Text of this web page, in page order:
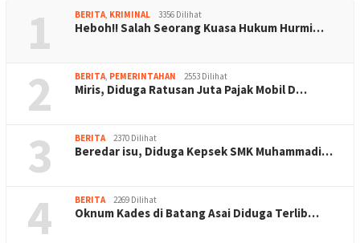
1 BERITA, KRIMINAL 3356 Dilihat
Heboh!! Salah Seorang Kuasa Hukum Hurmi…
2 BERITA, PEMERINTAHAN 2553 Dilihat
Miris, Diduga Ratusan Juta Pajak Mobil D…
3 BERITA 2370 Dilihat
Beredar isu, Diduga Kepsek SMK Muhammadi…
4 BERITA 2269 Dilihat
Oknum Kades di Batang Asai Diduga Terlib…